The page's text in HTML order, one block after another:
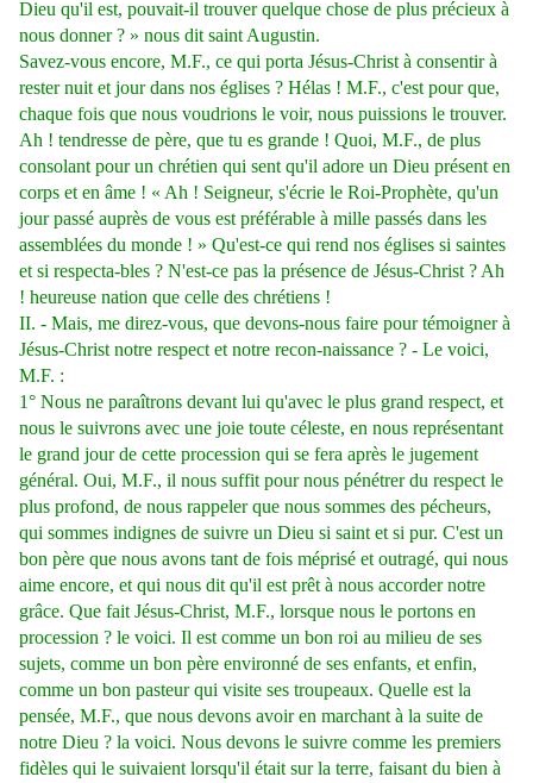
Dieu qu'il est, pouvait-il trouver quelque chose de plus précieux à
nous donner ? » nous dit saint Augustin.
Savez-vous encore, M.F., ce qui porta Jésus-Christ à consentir à
rester nuit et jour dans nos églises ? Hélas ! M.F., c'est pour que,
chaque fois que nous voudrions le voir, nous puissions le trouver.
Ah ! tendresse de père, que tu es grande ! Quoi, M.F., de plus
consolant pour un chrétien qui sent qu'il adore un Dieu présent en
corps et en âme ! « Ah ! Seigneur, s'écrie le Roi-Prophète, qu'un
jour passé auprès de vous est préférable à mille passés dans les
assemblées du monde ! » Qu'est-ce qui rend nos églises si saintes
et si respecta-bles ? N'est-ce pas la présence de Jésus-Christ ? Ah
! heureuse nation que celle des chrétiens !
II. - Mais, me direz-vous, que devons-nous faire pour témoigner à
Jésus-Christ notre respect et notre recon-naissance ? - Le voici,
M.F. :
1° Nous ne paraîtrons devant lui qu'avec le plus grand respect, et
nous le suivrons avec une joie toute céleste, en nous représentant
le grand jour de cette procession qui se fera après le jugement
général. Oui, M.F., il nous suffit pour nous pénétrer du respect le
plus profond, de nous rappeler que nous sommes des pécheurs,
qui sommes indignes de suivre un Dieu si saint et si pur. C'est un
bon père que nous avons tant de fois méprisé et outragé, qui nous
aime encore, et qui nous dit qu'il est prêt à nous accorder notre
grâce. Que fait Jésus-Christ, M.F., lorsque nous le portons en
procession ? le voici. Il est comme un bon roi au milieu de ses
sujets, comme un bon père environné de ses enfants, et enfin,
comme un bon pasteur qui visite ses troupeaux. Quelle est la
pensée, M.F., que nous devons avoir en marchant à la suite de
notre Dieu ? la voici. Nous devons le suivre comme les premiers
fidèles qui le suivaient lorsqu'il était sur la terre, faisant du bien à